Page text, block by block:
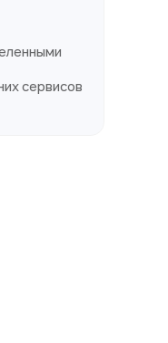
сервисов